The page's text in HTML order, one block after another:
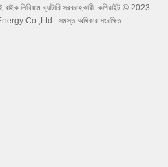
বাইক লিথিয়াম ব্যাটারি সরবরাহকারী. কপিরাইট © 2023-
Co.,Ltd . সমস্ত অধিকার সংরক্ষিত.